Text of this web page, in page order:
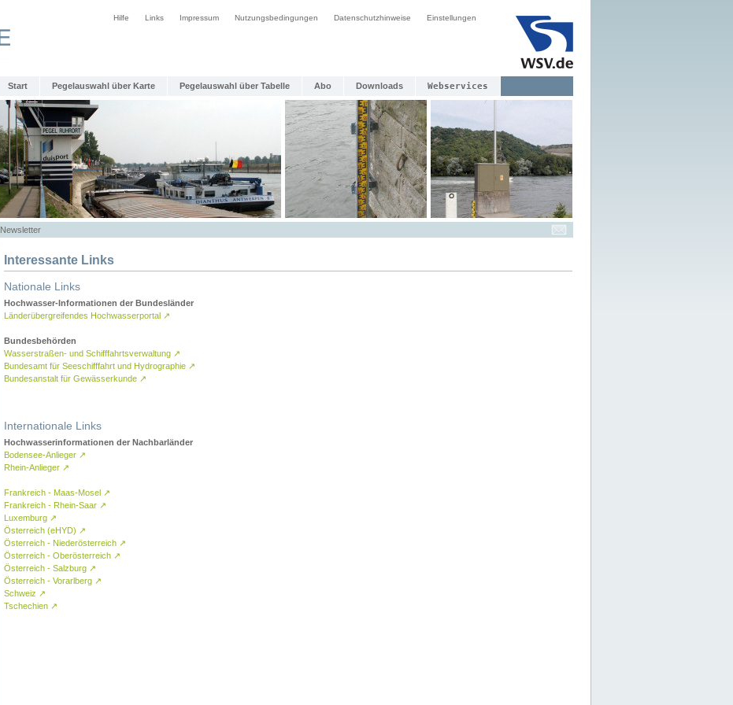
Hilfe Links Impressum Nutzungsbedingungen Datenschutzhinweise Einstellungen
Start Pegelauswahl über Karte Pegelauswahl über Tabelle Abo Downloads Webservices
Newsletter
Interessante Links
Nationale Links
Hochwasser-Informationen der Bundesländer
Länderübergreifendes Hochwasserportal ↗
Bundesbehörden
Wasserstraßen- und Schifffahrtsverwaltung ↗
Bundesamt für Seeschifffahrt und Hydrographie ↗
Bundesanstalt für Gewässerkunde ↗
Internationale Links
Hochwasserinformationen der Nachbarländer
Bodensee-Anlieger ↗
Rhein-Anlieger ↗
Frankreich - Maas-Mosel ↗
Frankreich - Rhein-Saar ↗
Luxemburg ↗
Österreich (eHYD) ↗
Österreich - Niederösterreich ↗
Österreich - Oberösterreich ↗
Österreich - Salzburg ↗
Österreich - Vorarlberg ↗
Schweiz ↗
Tschechien ↗